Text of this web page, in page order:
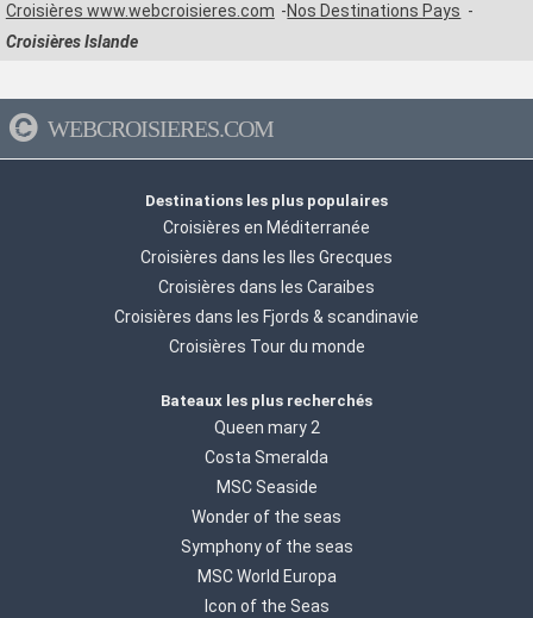
Croisières www.webcroisieres.com
Nos Destinations Pays
Croisières Islande
WEBCROISIERES.COM
Destinations les plus populaires
Croisières en Méditerranée
Croisières dans les Iles Grecques
Croisières dans les Caraibes
Croisières dans les Fjords & scandinavie
Croisières Tour du monde
Bateaux les plus recherchés
Queen mary 2
Costa Smeralda
MSC Seaside
Wonder of the seas
Symphony of the seas
MSC World Europa
Icon of the Seas